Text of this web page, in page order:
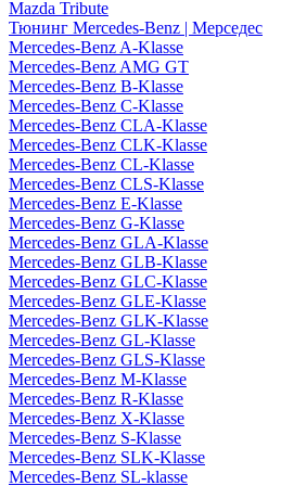
Mazda Tribute
Тюнинг Mercedes-Benz | Мерседес
Mercedes-Benz A-Klasse
Mercedes-Benz AMG GT
Mercedes-Benz B-Klasse
Mercedes-Benz C-Klasse
Mercedes-Benz CLA-Klasse
Mercedes-Benz CLK-Klasse
Mercedes-Benz CL-Klasse
Mercedes-Benz CLS-Klasse
Mercedes-Benz E-Klasse
Mercedes-Benz G-Klasse
Mercedes-Benz GLA-Klasse
Mercedes-Benz GLB-Klasse
Mercedes-Benz GLC-Klasse
Mercedes-Benz GLE-Klasse
Mercedes-Benz GLK-Klasse
Mercedes-Benz GL-Klasse
Mercedes-Benz GLS-Klasse
Mercedes-Benz M-Klasse
Mercedes-Benz R-Klasse
Mercedes-Benz X-Klasse
Mercedes-Benz S-Klasse
Mercedes-Benz SLK-Klasse
Mercedes-Benz SL-klasse